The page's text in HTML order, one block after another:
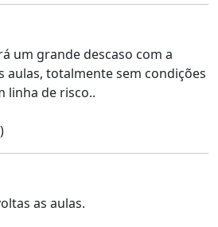
um grande descaso com a
aulas, totalmente sem condições
linha de risco..
as aulas.